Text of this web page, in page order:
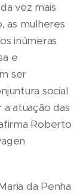
vez mais
as mulheres
inúmeras
e
ser
social
atuação das
Roberto
da Penha